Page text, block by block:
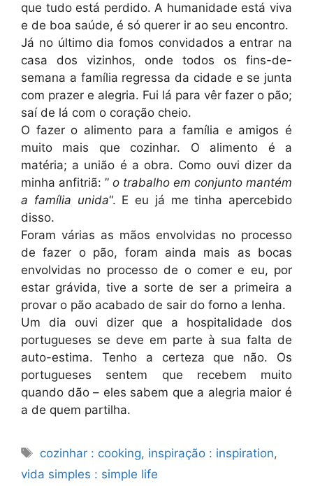
que tudo está perdido. A humanidade está viva
e de boa saúde, é só querer ir ao seu encontro.
Já no último dia fomos convidados a entrar na
casa dos vizinhos, onde todos os fins-de-
semana a família regressa da cidade e se junta
com prazer e alegria. Fui lá para vêr fazer o pão;
saí de lá com o coração cheio.
O fazer o alimento para a família e amigos é
muito mais que cozinhar. O alimento é a
matéria; a união é a obra. Como ouvi dizer da
minha anfitriã: ” o trabalho em conjunto mantém
a família unida“. E eu já me tinha apercebido
disso.
Foram várias as mãos envolvidas no processo
de fazer o pão, foram ainda mais as bocas
envolvidas no processo de o comer e eu, por
estar grávida, tive a sorte de ser a primeira a
provar o pão acabado de sair do forno a lenha.
Um dia ouvi dizer que a hospitalidade dos
portugueses se deve em parte à sua falta de
auto-estima. Tenho a certeza que não. Os
portugueses sentem que recebem muito
quando dão – eles sabem que a alegria maior é
a de quem partilha.
Etiquetas
cozinhar : cooking, inspiração : inspiration,
vida simples : simple life